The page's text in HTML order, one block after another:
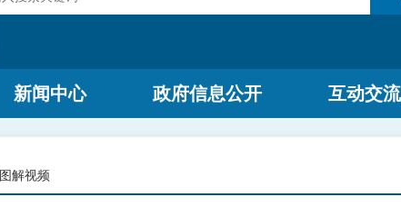
新闻中心 政府信息公开 互动交流
图解视频